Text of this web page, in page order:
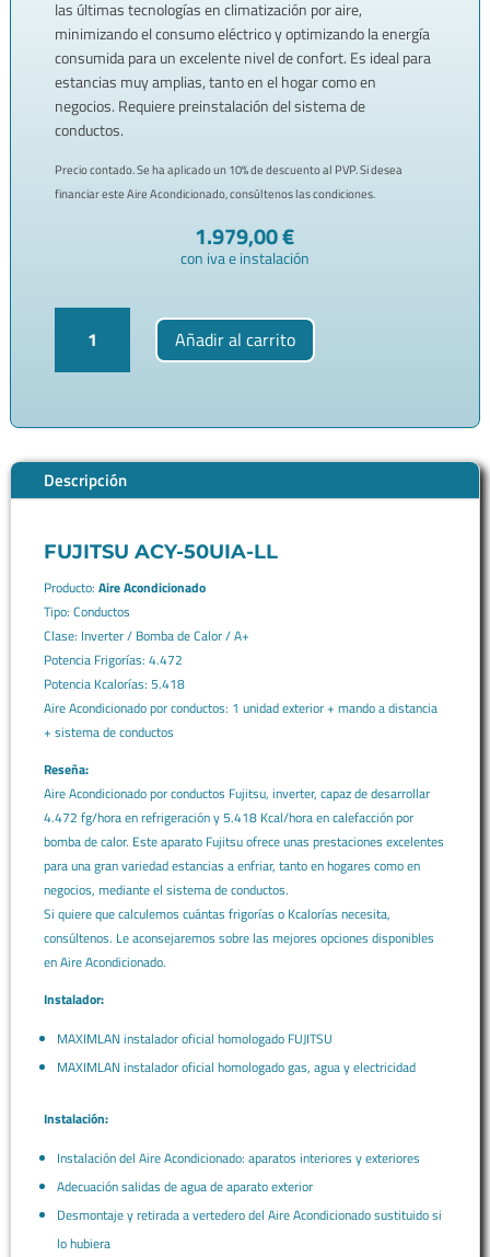
las últimas tecnologías en climatización por aire,
minimizando el consumo eléctrico y optimizando la energía
consumida para un excelente nivel de confort. Es ideal para
estancias muy amplias, tanto en el hogar como en
negocios. Requiere preinstalación del sistema de
conductos.
Precio contado. Se ha aplicado un 10% de descuento al PVP. Si desea
financiar este Aire Acondicionado, consúltenos las condiciones.
1.979,00€
con iva e instalación
Acondicionado
Conductos
LL
4.472
5.418
Kcal
-
Conductos
cantidad
Añadir al carrito
Descripción
FUJITSU ACY-50UIA-LL
Producto: Aire Acondicionado
Tipo: Conductos
Clase: Inverter / Bomba de Calor / A+
Potencia Frigorías: 4.472
Potencia Kcalorías: 5.418
Aire Acondicionado por conductos: 1 unidad exterior + mando a distancia
+ sistema de conductos
Reseña:
Aire Acondicionado por conductos Fujitsu, inverter, capaz de desarrollar
4.472 fg/hora en refrigeración y 5.418 Kcal/hora en calefacción por
bomba de calor. Este aparato Fujitsu ofrece unas prestaciones excelentes
para una gran variedad estancias a enfriar, tanto en hogares como en
negocios, mediante el sistema de conductos.
Si quiere que calculemos cuántas frigorías o Kcalorías necesita,
consúltenos. Le aconsejaremos sobre las mejores opciones disponibles
en Aire Acondicionado.
Instalador:
MAXIMLAN instalador oficial homologado FUJITSU
MAXIMLAN instalador oficial homologado gas, agua y electricidad
Instalación:
Instalación del Aire Acondicionado: aparatos interiores y exteriores
Adecuación salidas de agua de aparato exterior
Desmontaje y retirada a vertedero del Aire Acondicionado sustituido si
lo hubiera